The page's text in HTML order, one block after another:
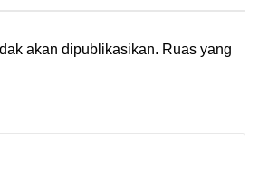
akan dipublikasikan. Ruas yang